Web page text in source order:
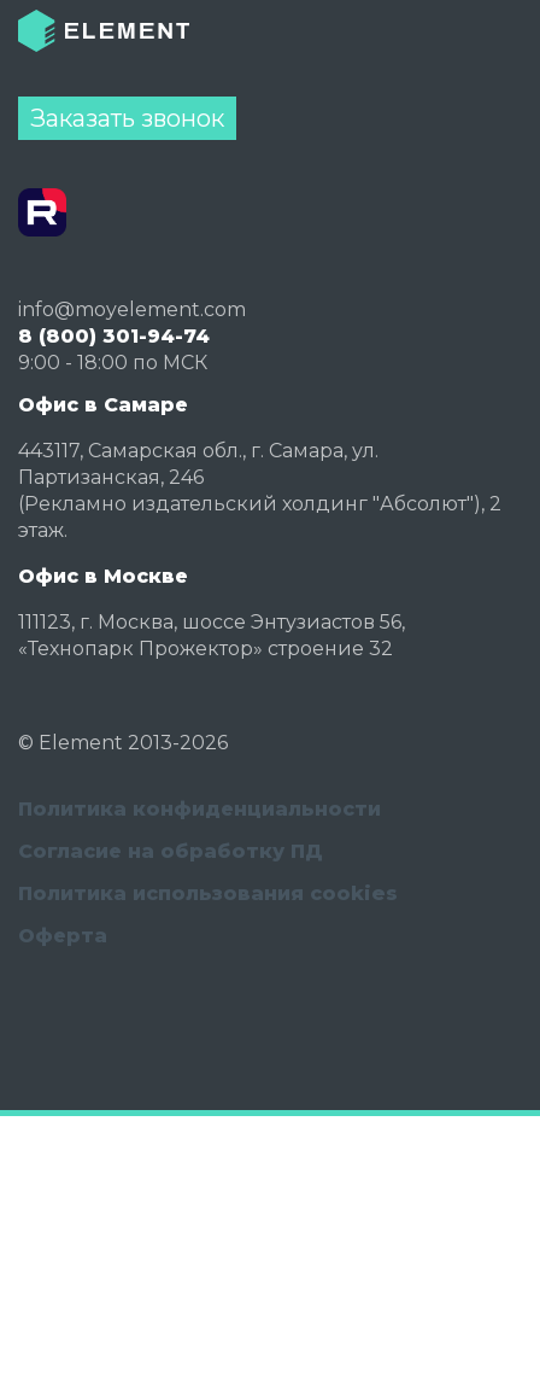
Заказать звонок
info@moyelement.com
8 (800) 301-94-74
9:00 - 18:00 по МСК
Офис в Самаре
443117, Самарская обл., г. Самара, ул.
Партизанская, 246
(Рекламно издательский холдинг "Абсолют"), 2
этаж.
Офис в Москве
111123, г. Москва, шоссе Энтузиастов 56,
«Технопарк Прожектор» строение 32
© Element 2013-2026
Политика конфиденциальности
Согласие на обработку ПД
Политика использования cookies
Оферта